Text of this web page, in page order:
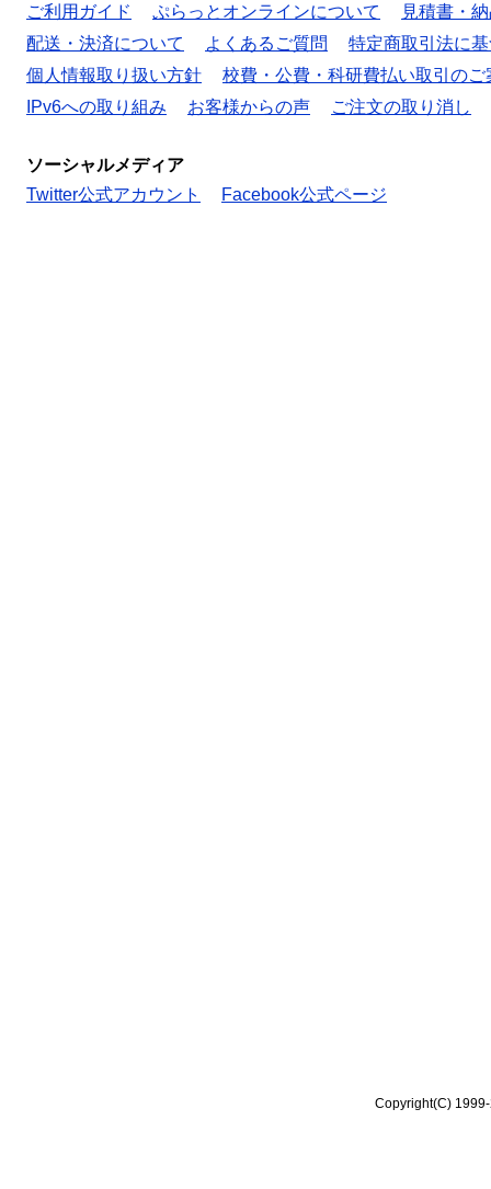
ご利用ガイド
ぷらっとオンラインについて
見積書・
配送・決済について
よくあるご質問
特定商取引法に
個人情報取り扱い方針
校費・公費・科研費払い取引のご
IPv6への取り組み
お客様からの声 ご注文の取り消し
ソーシャルメディア
Twitter公式アカウント
Facebook公式ページ
Copyright(C)